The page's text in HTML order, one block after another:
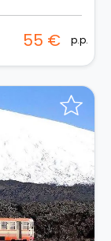
55 € p.p.